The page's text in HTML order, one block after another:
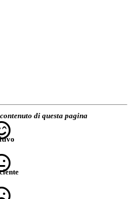
di questa pagina